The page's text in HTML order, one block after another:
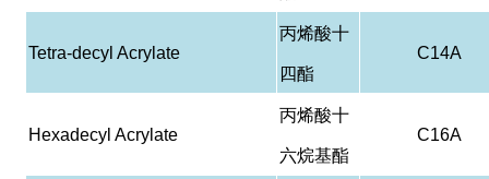
Tetra-decyl Acrylate
丙烯酸十
四酯
C14A
Hexadecyl Acrylate
丙烯酸十
六烷基酯
C16A